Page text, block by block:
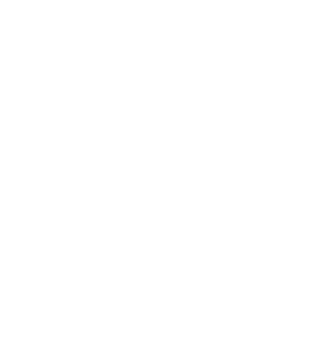
Herzen. Der Tannenbaum
die weihnachtlichen
Neun wird very, very
zum Stöbern,